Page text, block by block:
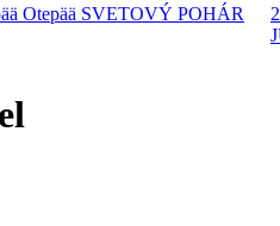
Otepää SVETOVÝ POHÁR